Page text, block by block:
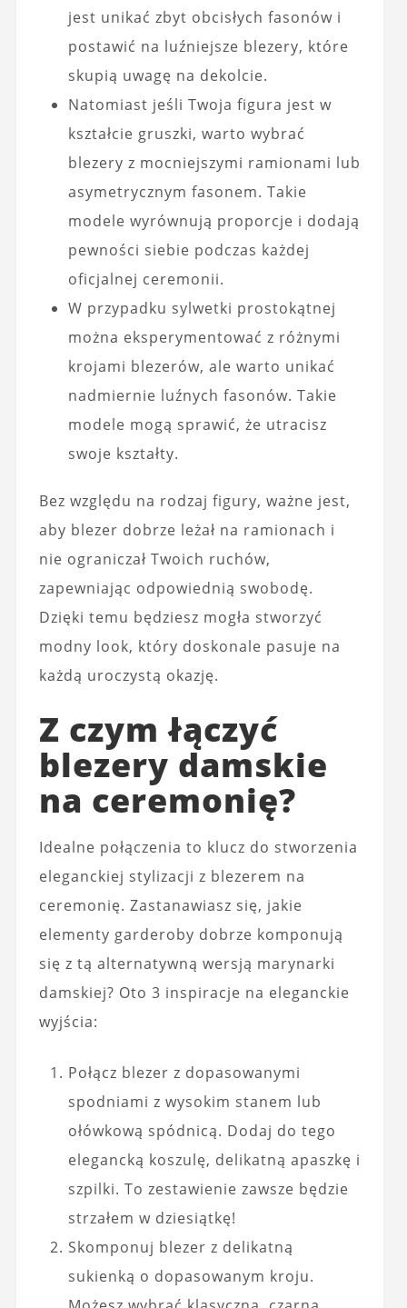
jest unikać zbyt obcisłych fasonów i
postawić na luźniejsze blezery, które
skupią uwagę na dekolcie.
Natomiast jeśli Twoja figura jest w
kształcie gruszki, warto wybrać
blezery z mocniejszymi ramionami lub
asymetrycznym fasonem. Takie
modele wyrównują proporcje i dodają
pewności siebie podczas każdej
oficjalnej ceremonii.
W przypadku sylwetki prostokątnej
można eksperymentować z różnymi
krojami blezerów, ale warto unikać
nadmiernie luźnych fasonów. Takie
modele mogą sprawić, że utracisz
swoje kształty.
Bez względu na rodzaj figury, ważne jest,
aby blezer dobrze leżał na ramionach i
nie ograniczał Twoich ruchów,
zapewniając odpowiednią swobodę.
Dzięki temu będziesz mogła stworzyć
modny look, który doskonale pasuje na
każdą uroczystą okazję.
Z czym łączyć
blezery damskie
na ceremonię?
Idealne połączenia to klucz do stworzenia
eleganckiej stylizacji z blezerem na
ceremonię. Zastanawiasz się, jakie
elementy garderoby dobrze komponują
się z tą alternatywną wersją marynarki
damskiej? Oto 3 inspiracje na eleganckie
wyjścia:
Połącz blezer z dopasowanymi
spodniami z wysokim stanem lub
ołówkową spódnicą. Dodaj do tego
elegancką koszulę, delikatną apaszkę i
szpilki. To zestawienie zawsze będzie
strzałem w dziesiątkę!
Skomponuj blezer z delikatną
sukienką o dopasowanym kroju.